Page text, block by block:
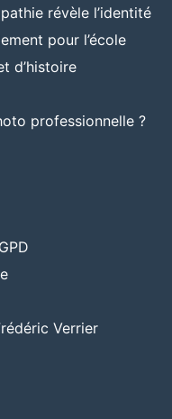
révèle l’identité
pour l’école
d’histoire
professionnelle ?
Verrier